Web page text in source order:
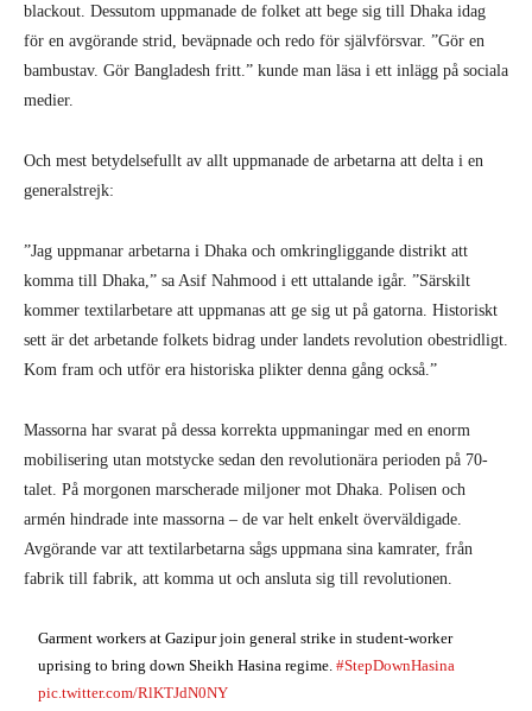
blackout. Dessutom uppmanade de folket att bege sig till Dhaka idag
för en avgörande strid, beväpnade och redo för självförsvar. ”Gör en
bambustav. Gör Bangladesh fritt.” kunde man läsa i ett inlägg på sociala
medier.
Och mest betydelsefullt av allt uppmanade de arbetarna att delta i en
generalstrejk:
”Jag uppmanar arbetarna i Dhaka och omkringliggande distrikt att
komma till Dhaka,” sa Asif Nahmood i ett uttalande igår. ”Särskilt
kommer textilarbetare att uppmanas att ge sig ut på gatorna. Historiskt
sett är det arbetande folkets bidrag under landets revolution obestridligt.
Kom fram och utför era historiska plikter denna gång också.”
Massorna har svarat på dessa korrekta uppmaningar med en enorm
mobilisering utan motstycke sedan den revolutionära perioden på 70-
talet. På morgonen marscherade miljoner mot Dhaka. Polisen och
armén hindrade inte massorna – de var helt enkelt överväldigade.
Avgörande var att textilarbetarna sågs uppmana sina kamrater, från
fabrik till fabrik, att komma ut och ansluta sig till revolutionen.
Garment workers at Gazipur join general strike in student-worker
uprising to bring down Sheikh Hasina regime.#StepDownHasina
pic.twitter.com/RlKTJdN0NY